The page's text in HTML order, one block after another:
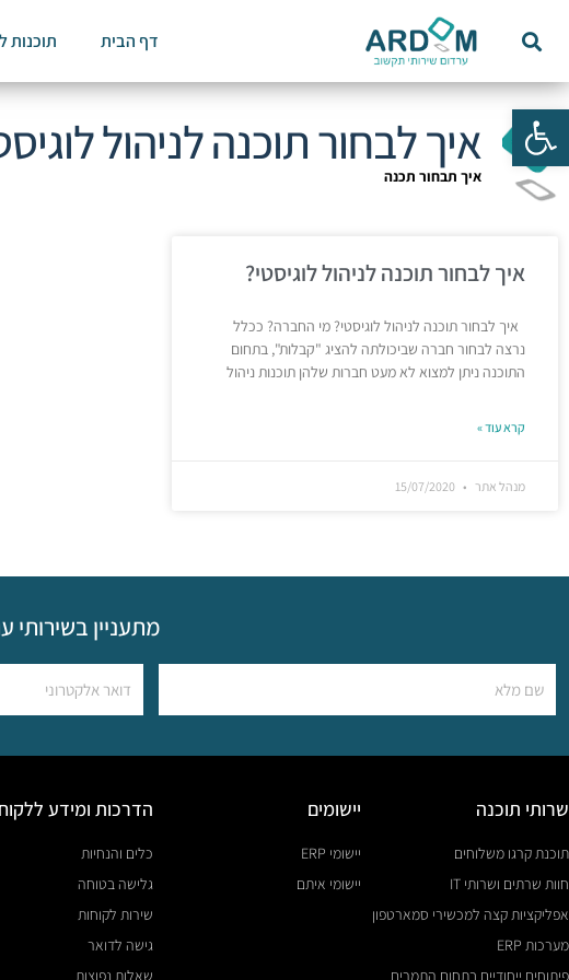
פתח סרגל נגישות
דף הבית תוכנות
איך לבחור תוכנה לניהול
איך תבחור תכנה
איך לבחור תוכנה לניהול לוגיסטי?
איך לבחור תוכנה לניהול לוגיסטי? מי החברה? ככלל
נרצה לבחור חברה שביכולתה להציג "קבלות", בתחום
התוכנה ניתן למצוא לא מעט חברות שלהן תוכנות ניהול
קרא עוד »
מנהל אתר
מתעניין בשירותי
שרותי תוכנה
תוכנת קרגו משלוחים
חוות שרתים ושרותי IT
אפליקציות קצה למכשירי סמארטפון
מערכות ERP
פיתוחים ייחודיים בתחום התמרים
יישומים
יישומי ERP
יישומי איתם
הדרכות ומידע
כלים והנחיות
גלישה בטוחה
שירות לקוחות
גישה לדואר
שאלות נפוצות